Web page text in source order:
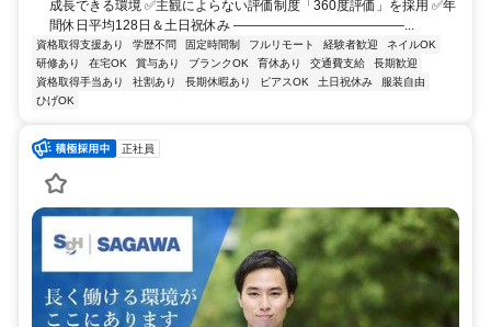
成長できる環境 ✅主観によらない評価制度「360度評価」を採用 ✅年
間休日平均128日＆土日祝休み ―――――――――――――...
資格取得支援あり 学歴不問 固定時間制 フルリモート 経験者歓迎
ネイルOK
研修あり
在宅OK 賞与あり ブランクOK 育休あり 交通費支給
長期歓迎
資格取得手当あり
社割あり 長期休暇あり ピアスOK 土日祝休み
服装自由
ひげOK
正社員